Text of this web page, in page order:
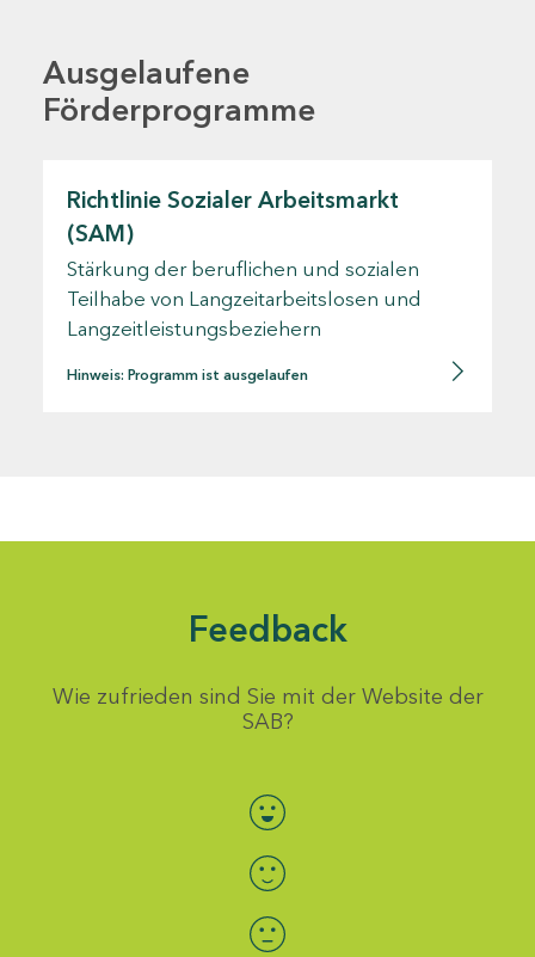
Ausgelaufene
Förderprogramme
Richtlinie Sozialer Arbeitsmarkt
(SAM)
Stärkung der beruflichen und sozialen
Teilhabe von Langzeitarbeitslosen und
Langzeitleistungsbeziehern
Hinweis: Programm ist ausgelaufen
Feedback
Wie zufrieden sind Sie mit der Website der
SAB?
Bewertung auswählen